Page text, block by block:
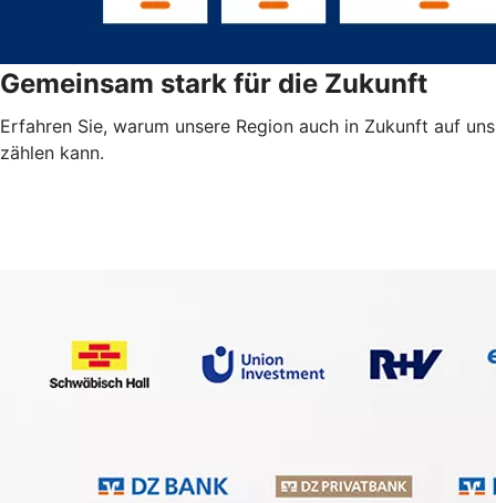
Gemeinsam stark für die Zukunft
Erfahren Sie, warum unsere Region auch in Zukunft auf uns
zählen kann.